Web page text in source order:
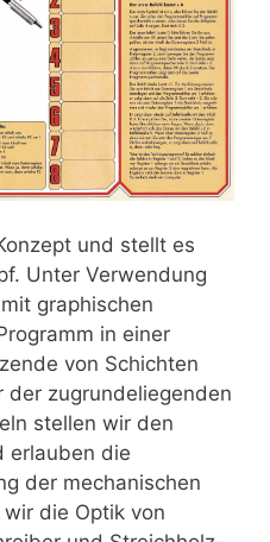
und stellt es
Unter Verwendung
graphischen
in einer
von Schichten
zugrundeliegenden
stellen wir den
erlauben die
der mechanischen
die Optik von